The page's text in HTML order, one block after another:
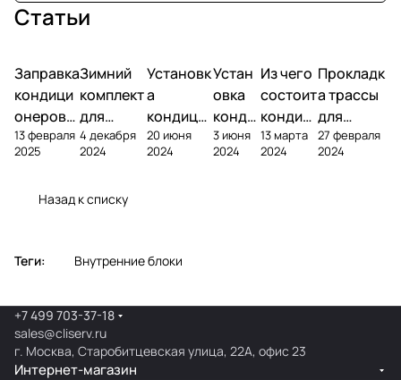
Статьи
Заправка
кондици
онеров
фреоном
13 февраля
2025
Зимний
комплект
для
кондици
онера
4 декабря
2024
Установк
а
кондици
онера на
фасаде
20 июня
2024
Устан
овка
конди
ционе
ра
3 июня
2024
Из чего
состоит
кондиц
ионер?
13 марта
2024
Прокладк
а трассы
для
кондицио
нера
27 февраля
2024
Назад к списку
Теги: Внутренние блоки
+7 499 703-37-18
sales@cliserv.ru
г. Москва, Старобитцевская улица, 22А, офис 23
Интернет-магазин